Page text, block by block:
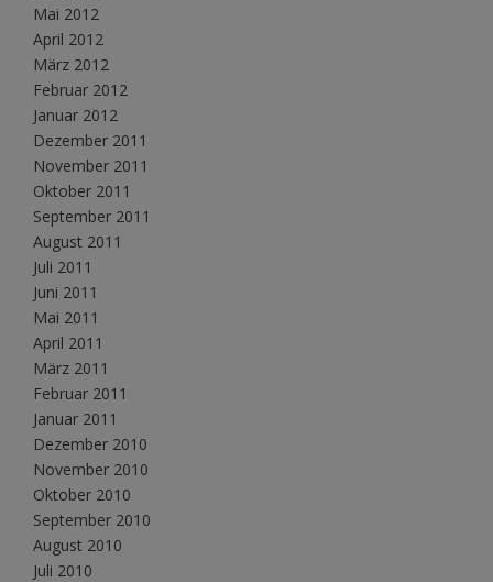
Mai 2012
April 2012
März 2012
Februar 2012
Januar 2012
Dezember 2011
November 2011
Oktober 2011
September 2011
August 2011
Juli 2011
Juni 2011
Mai 2011
April 2011
März 2011
Februar 2011
Januar 2011
Dezember 2010
November 2010
Oktober 2010
September 2010
August 2010
Juli 2010